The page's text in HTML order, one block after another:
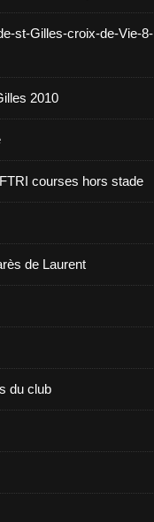
st-Gilles-croix-de-Vie-8-
2010
courses hors stade
de Laurent
du club